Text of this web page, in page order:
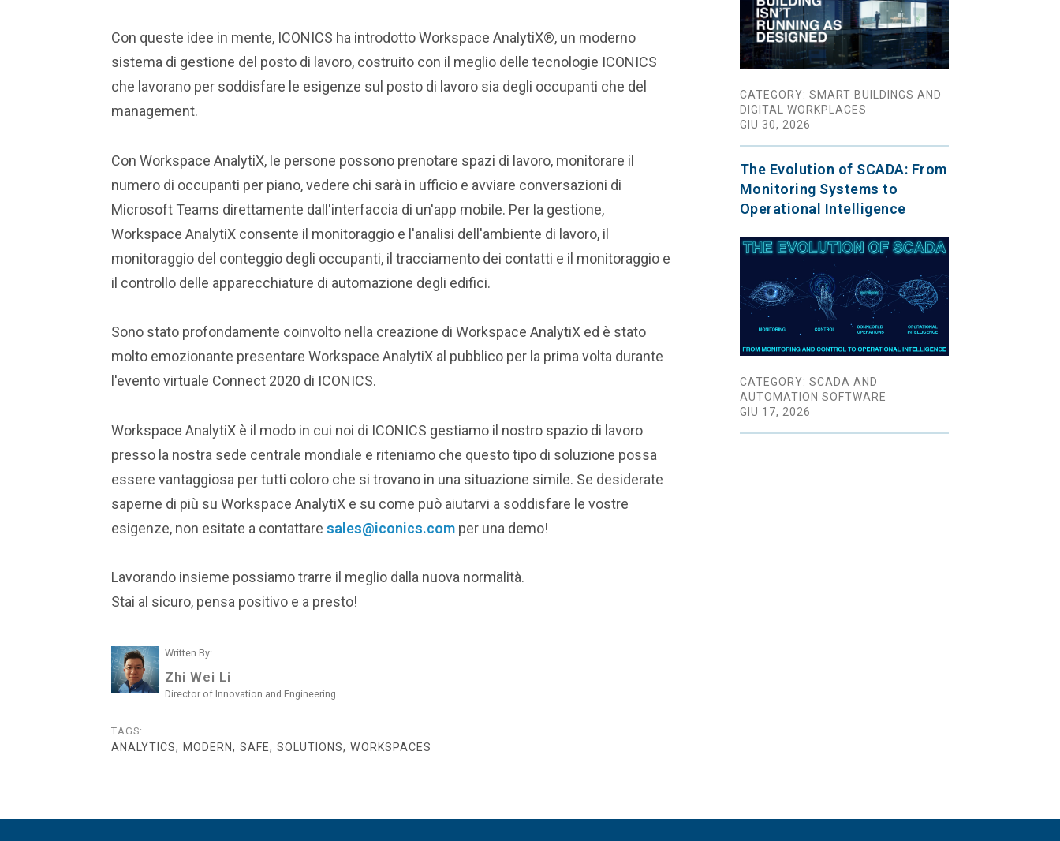
Con queste idee in mente, ICONICS ha introdotto Workspace AnalytiX®, un moderno
sistema di gestione del posto di lavoro, costruito con il meglio delle tecnologie ICONICS
che lavorano per soddisfare le esigenze sul posto di lavoro sia degli occupanti che del
management.
Con Workspace AnalytiX, le persone possono prenotare spazi di lavoro, monitorare il
numero di occupanti per piano, vedere chi sarà in ufficio e avviare conversazioni di
Microsoft Teams direttamente dall'interfaccia di un'app mobile. Per la gestione,
Workspace AnalytiX consente il monitoraggio e l'analisi dell'ambiente di lavoro, il
monitoraggio del conteggio degli occupanti, il tracciamento dei contatti e il monitoraggio e
il controllo delle apparecchiature di automazione degli edifici.
Sono stato profondamente coinvolto nella creazione di Workspace AnalytiX ed è stato
molto emozionante presentare Workspace AnalytiX al pubblico per la prima volta durante
l'evento virtuale Connect 2020 di ICONICS.
Workspace AnalytiX è il modo in cui noi di ICONICS gestiamo il nostro spazio di lavoro
presso la nostra sede centrale mondiale e riteniamo che questo tipo di soluzione possa
essere vantaggiosa per tutti coloro che si trovano in una situazione simile. Se desiderate
saperne di più su Workspace AnalytiX e su come può aiutarvi a soddisfare le vostre
esigenze, non esitate a contattare sales@iconics.comper una demo!
Lavorando insieme possiamo trarre il meglio dalla nuova normalità.
Stai al sicuro, pensa positivo e a presto!
Written By:
Zhi Wei Li
Director of Innovation and Engineering
TAGS:
ANALYTICS, MODERN, SAFE, SOLUTIONS, WORKSPACES
CATEGORY: SMART BUILDINGS AND
DIGITAL WORKPLACES
GIU 30, 2026
The Evolution of SCADA: From
Monitoring Systems to
Operational Intelligence
CATEGORY: SCADA AND
AUTOMATION SOFTWARE
GIU 17, 2026